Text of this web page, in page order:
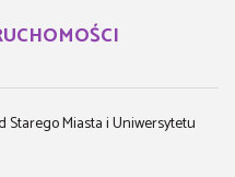
Starego Miasta i Uniwersytetu